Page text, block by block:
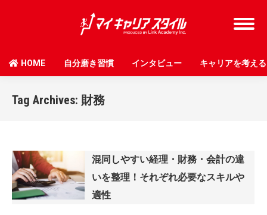
HOME 自分磨き習慣 インタビュー キャリアを考える
Tag Archives: 財務
混同しやすい経理・財務・会計の違
いを整理！それぞれ必要なスキルや
適性